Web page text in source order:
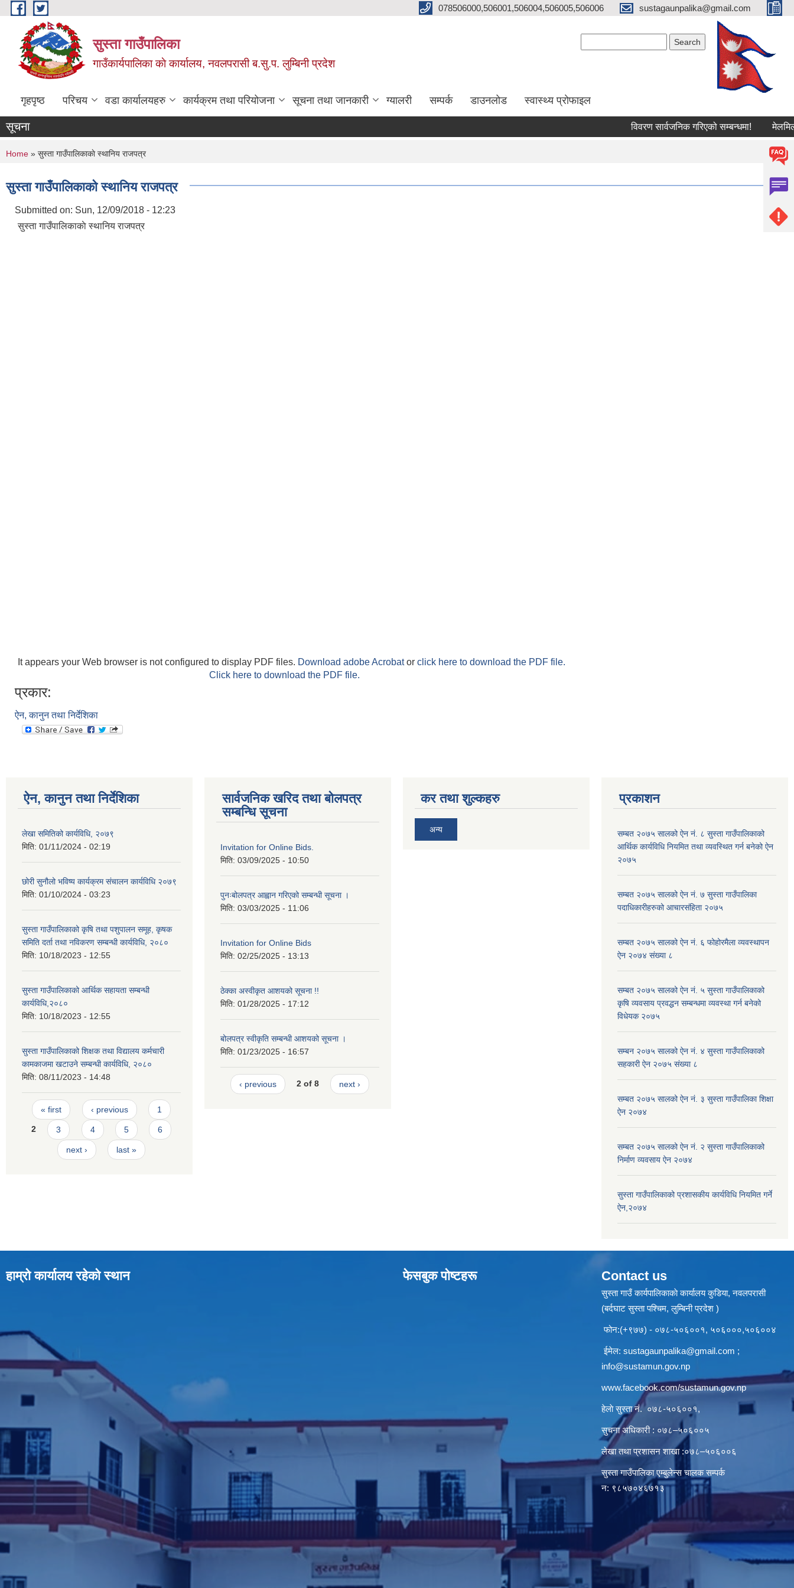
Skip to main content 078506000,506001,506004,506005,506006 sustagaunpalika@gmail.com
सुस्ता गाउँपालिका
गाउँकार्यपालिका काे कार्यालय, नवलपरासी ब.सु.प. लुम्बिनी प्रदेश
गृहपृष्ठ परिचय वडा कार्यालयहरु कार्यक्रम तथा परियोजना सूचना तथा जानकारी ग्यालरी सम्पर्क डाउनलोड स्वास्थ्य प्राेफाइल
सूचना विवरण सार्वजनिक गरिएको सम्बन्धमा!
You are here
Home » सुस्ता गाउँपालिकाकाे स्थानिय राजपत्र
सुस्ता गाउँपालिकाकाे स्थानिय राजपत्र
Submitted on: Sun, 12/09/2018 - 12:23
सुस्ता गाउँपालिकाकाे स्थानिय राजपत्र
It appears your Web browser is not configured to display PDF files. Download adobe Acrobator click here to download the PDF file.
Click here to download the PDF file.
प्रकार:
ऐन, कानुन तथा निर्देशिका
ऐन, कानुन तथा निर्देशिका
लेखा समितिको कार्यविधि, २०७९
मिति: 01/11/2024 - 02:19
छोरी सुनौलो भविष्य कार्यक्रम संचालन कार्यविधि २०७९
मिति: 01/10/2024 - 03:23
सुस्ता गाउँपालिकाको कृषि तथा पशुपालन समूह, कृषक
समिति दर्ता तथा नविकरण सम्बन्धी कार्यविधि, २०८०
मिति: 10/18/2023 - 12:55
सुस्ता गाउँपालिकाको आर्थिक सहायता सम्बन्धी
कार्यविधि,२०८०
मिति: 10/18/2023 - 12:55
सुस्ता गाउँपालिकाको शिक्षक तथा विद्यालय कर्मचारी
कामकाजमा खटाउने सम्बन्धी कार्यविधि, २०८०
मिति: 08/11/2023 - 14:48
Pages
« first ‹ previous 1
2 3 4 5 6
next › last »
सार्वजनिक खरिद तथा बोलपत्र
सम्बन्धि सूचना
Invitation for Online Bids.
मिति: 03/09/2025 - 10:50
पुनःबोलपत्र आह्वान गरिएको सम्बन्धी सूचना ।
मिति: 03/03/2025 - 11:06
Invitation for Online Bids
मिति: 02/25/2025 - 13:13
ठेक्का अस्वीकृत आशयको सूचना !!
मिति: 01/28/2025 - 17:12
बोलपत्र स्वीकृति सम्बन्धी आशयको सूचना ।
मिति: 01/23/2025 - 16:57
‹ previous 2 of 8 next ›
कर तथा शुल्कहरु
अन्य
प्रकाशन
सम्बत २०७५ सालको ऐन नं. ८ सुस्ता गाउँपालिकाको
आर्थिक कार्यविधि नियमित तथा व्यवस्थित गर्न बनेको ऐन
२०७५
सम्बत २०७५ सालको ऐन नं. ७ सुस्ता गाउँपालिका
पदाधिकारीहरुको आचारसंहिता २०७५
सम्बत २०७५ सालको ऐन नं. ६ फोहोरमैला व्यवस्थापन
ऐन २०७४ संख्या ८
सम्बत २०७५ सालको ऐन नं. ५ सुस्ता गाउँपालिकाको
कृषि व्यवसाय प्रवद्धन सम्बन्धमा व्यवस्था गर्न बनेको
विधेयक २०७५
सम्बन २०७५ सालको ऐन नं. ४ सुस्ता गाउँपालिकाको
सहकारी ऐन २०७५ संख्या ८
सम्बत २०७५ सालको ऐन नं. ३ सुस्ता गाउँपालिका शिक्षा
ऐन २०७४
सम्बत २०७५ सालको ऐन नं. २ सुस्ता गाउँपालिकाको
निर्माण व्यवसाय ऐन २०७४
सुस्ता गाउँपालिकाको प्रशासकीय कार्यविधि नियमित गर्ने
ऐन,२०७४
हाम्रो कार्यालय रहेको स्थान फेसबुक पाेष्टहरू Contact us
सुस्ता गाउँ कार्यपालिकाकाे कार्यालय कुडिया, नवलपरासी
(बर्दघाट सुस्ता पश्चिम, लुम्बिनी प्रदेश )
फोन:(+९७७) - ०७८-५०६००१, ५०६०००,५०६००४
ईमेल: sustagaunpalika@gmail.com ;
info@sustamun.gov.np
www.facebook.com/sustamun.gov.np
हेलाे सुस्ता नं.०७८-५०६००१,
सुचना अधिकारी : ०७८–५०६००५
लेखा तथा प्रशासन शाखा :०७८–५०६००६
सुस्ता गाउँपालिका एम्बुलेन्स चालक सम्पर्क
न‌‍: ९८५७०४६७१३